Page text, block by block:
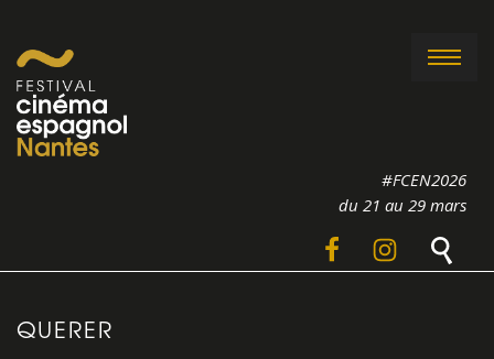
#FCEN2026
du 21 au 29 mars
QUERER